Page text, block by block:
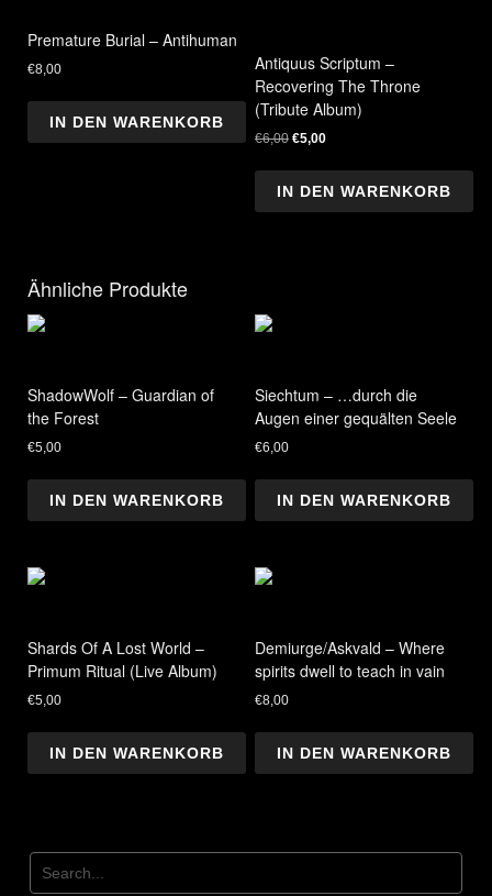
Premature Burial – Antihuman
€8,00
IN DEN WARENKORB
Antiquus Scriptum –
Recovering The Throne
(Tribute Album)
€6,00 Ursprünglicher
€6,00
€5,00Aktueller
€5,00.
IN DEN WARENKORB
Ähnliche Produkte
ShadowWolf – Guardian of
the Forest
€5,00
IN DEN WARENKORB
Siechtum – …durch die
Augen einer gequälten Seele
€6,00
IN DEN WARENKORB
Shards Of A Lost World –
Primum Ritual (Live Album)
€5,00
IN DEN WARENKORB
Demiurge/Askvald – Where
spirits dwell to teach in vain
€8,00
IN DEN WARENKORB